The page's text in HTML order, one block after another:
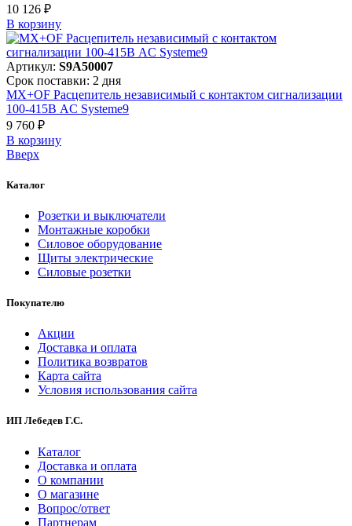
10 126 ₽
В корзинy
Артикул: S9A50007
Срок поставки: 2 дня
MX+OF Расцепитель независимый с контактом сигнализации
100-415В AC Systeme9
9 760 ₽
В корзинy
Вверх
Каталог
Розетки и выключатели
Монтажные коробки
Силовое оборудование
Щиты электрические
Силовые розетки
Покупателю
Акции
Доставка и оплата
Политика возвратов
Карта сайта
Условия использования сайта
ИП Лебедев Г.С.
Каталог
Доставка и оплата
О компании
О магазине
Вопрос/ответ
Партнерам